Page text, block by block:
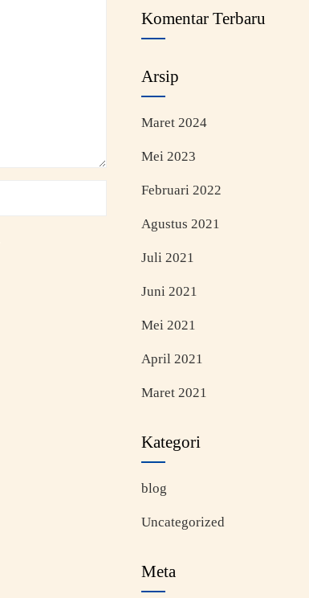
Komentar Terbaru
Arsip
Maret 2024
Mei 2023
Februari 2022
Agustus 2021
Juli 2021
Juni 2021
Mei 2021
April 2021
Maret 2021
Kategori
blog
Uncategorized
Meta